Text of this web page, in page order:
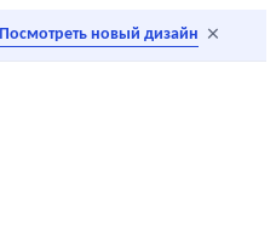
Посмотреть новый дизайн ×